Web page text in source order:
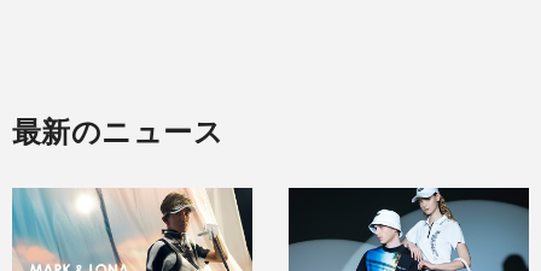
最新のニュース